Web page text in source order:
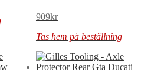
909kr
Tas hem på beställning